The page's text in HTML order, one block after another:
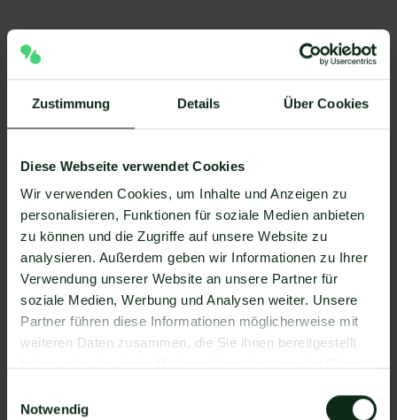
Zustimmung Details Über Cookies
Diese Webseite verwendet Cookies
Wir verwenden Cookies, um Inhalte und Anzeigen zu
personalisieren, Funktionen für soziale Medien anbieten
zu können und die Zugriffe auf unsere Website zu
analysieren. Außerdem geben wir Informationen zu Ihrer
Verwendung unserer Website an unsere Partner für
soziale Medien, Werbung und Analysen weiter. Unsere
Partner führen diese Informationen möglicherweise mit
weiteren Daten zusammen, die Sie ihnen bereitgestellt
Notwendig
WhatsApp eignet sich ideal, um Upselling- und
Cross-Selling Strategien umzusetzen
Mit ein wenig Kreativität ergeben sich für jeden
einzusetzen. WhatsApp ist also nicht nur der weltweit
beliebteste Messenger, sondern auch eine
hervorragende Plattform für Unternehmen, die
Upselling- und Cross-Selling implementieren
möchten. Zusammengefasst bietet WhatsApp viele
Vorteile und eignet sich aus folgenden Gründen
besser als jede andere Plattform:
Persönliche Nutzeratmosphäre: WhatsApp
ermöglicht es, personalisierte Kommunikation mit
Kunden zu führen, was die Wahrscheinlichkeit
erhöht, dass Kunden auf Ihre Angebote reagieren